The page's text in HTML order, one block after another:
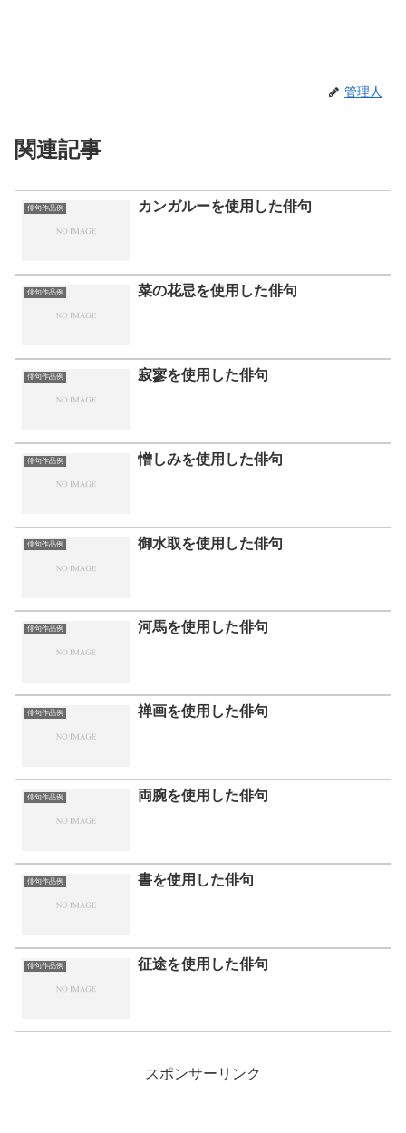
管理人
関連記事
俳句作品例 カンガルーを使用した俳句
俳句作品例 菜の花忌を使用した俳句
俳句作品例 寂寥を使用した俳句
俳句作品例 憎しみを使用した俳句
俳句作品例 御水取を使用した俳句
俳句作品例 河馬を使用した俳句
俳句作品例 禅画を使用した俳句
俳句作品例 両腕を使用した俳句
俳句作品例 書を使用した俳句
俳句作品例 征途を使用した俳句
スポンサーリンク